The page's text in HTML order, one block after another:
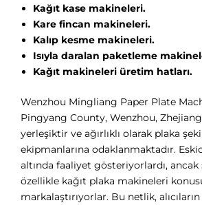
Kağıt kase makineleri.
Kare fincan makineleri.
Kalıp kesme makineleri.
Isıyla daralan paketleme
Kağıt makineleri üretim hatları.
Wenzhou Mingliang Paper Plate
Pingyang County, Wenzhou,
yerleşiktir ve ağırlıklı olarak plaka
ekipmanlarına odaklanmaktadır.
altında faaliyet gösteriyorlardı,
özellikle kağıt plaka makineleri
markalaştırıyorlar. Bu netlik,